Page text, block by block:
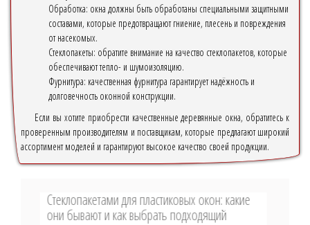
Обработка: окна должны быть обработаны специальными защитными
составами, которые предотвращают гниение, плесень и повреждения
от насекомых.
Стеклопакеты: обратите внимание на качество стеклопакетов, которые
обеспечивают тепло- и шумоизоляцию.
Фурнитура: качественная фурнитура гарантирует надёжность и
долговечность оконной конструкции.
Если вы хотите приобрести качественные деревянные окна, обратитесь к
проверенным производителям и поставщикам, которые предлагают широкий
ассортимент моделей и гарантируют высокое качество своей продукции.
Стеклопакетами для пластиковых окон: какие
они бывают и как выбрать подходящий